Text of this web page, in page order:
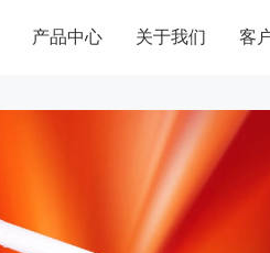
产品中心 关于我们 客